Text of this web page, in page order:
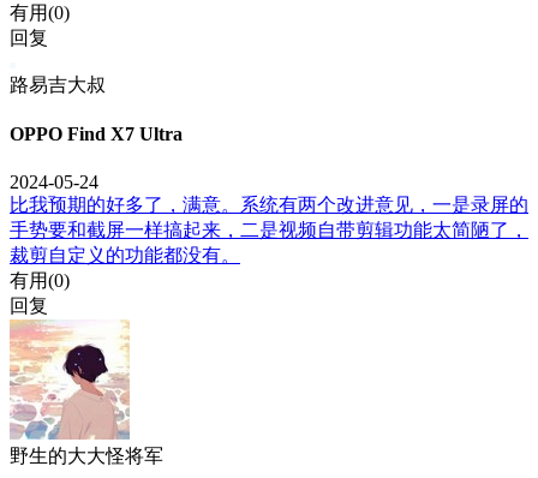
有用(0)
回复
路易吉大叔
OPPO Find X7 Ultra
2024-05-24
比我预期的好多了，满意。系统有两个改进意见，一是录屏的
手势要和截屏一样搞起来，二是视频自带剪辑功能太简陋了，
裁剪自定义的功能都没有。
有用(0)
回复
野生的大大怪将军